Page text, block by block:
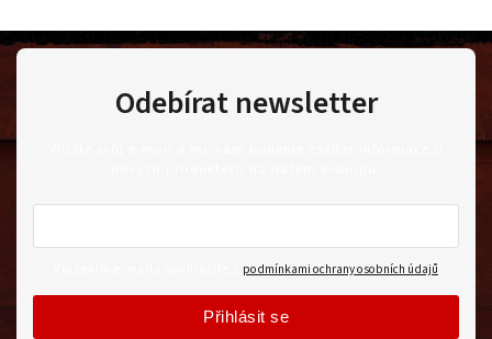
Odebírat newsletter
podmínkami ochrany osobních údajů
Přihlásit se